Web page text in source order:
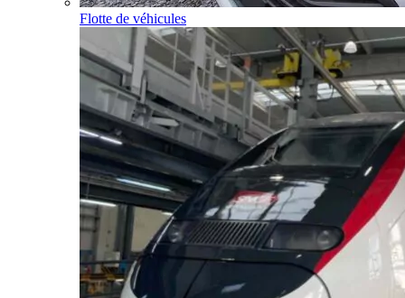
Flotte de véhicules